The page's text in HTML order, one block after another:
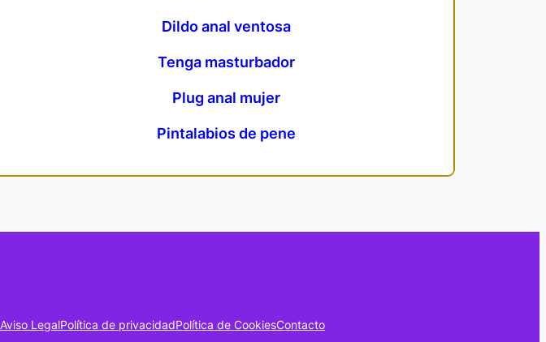
Dildo anal ventosa
Tenga masturbador
Plug anal mujer
Pintalabios de pene
Aviso LegalPolítica de privacidadPolítica de CookiesContacto